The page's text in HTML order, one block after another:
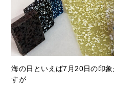
海の日といえば7月20日の印
すが